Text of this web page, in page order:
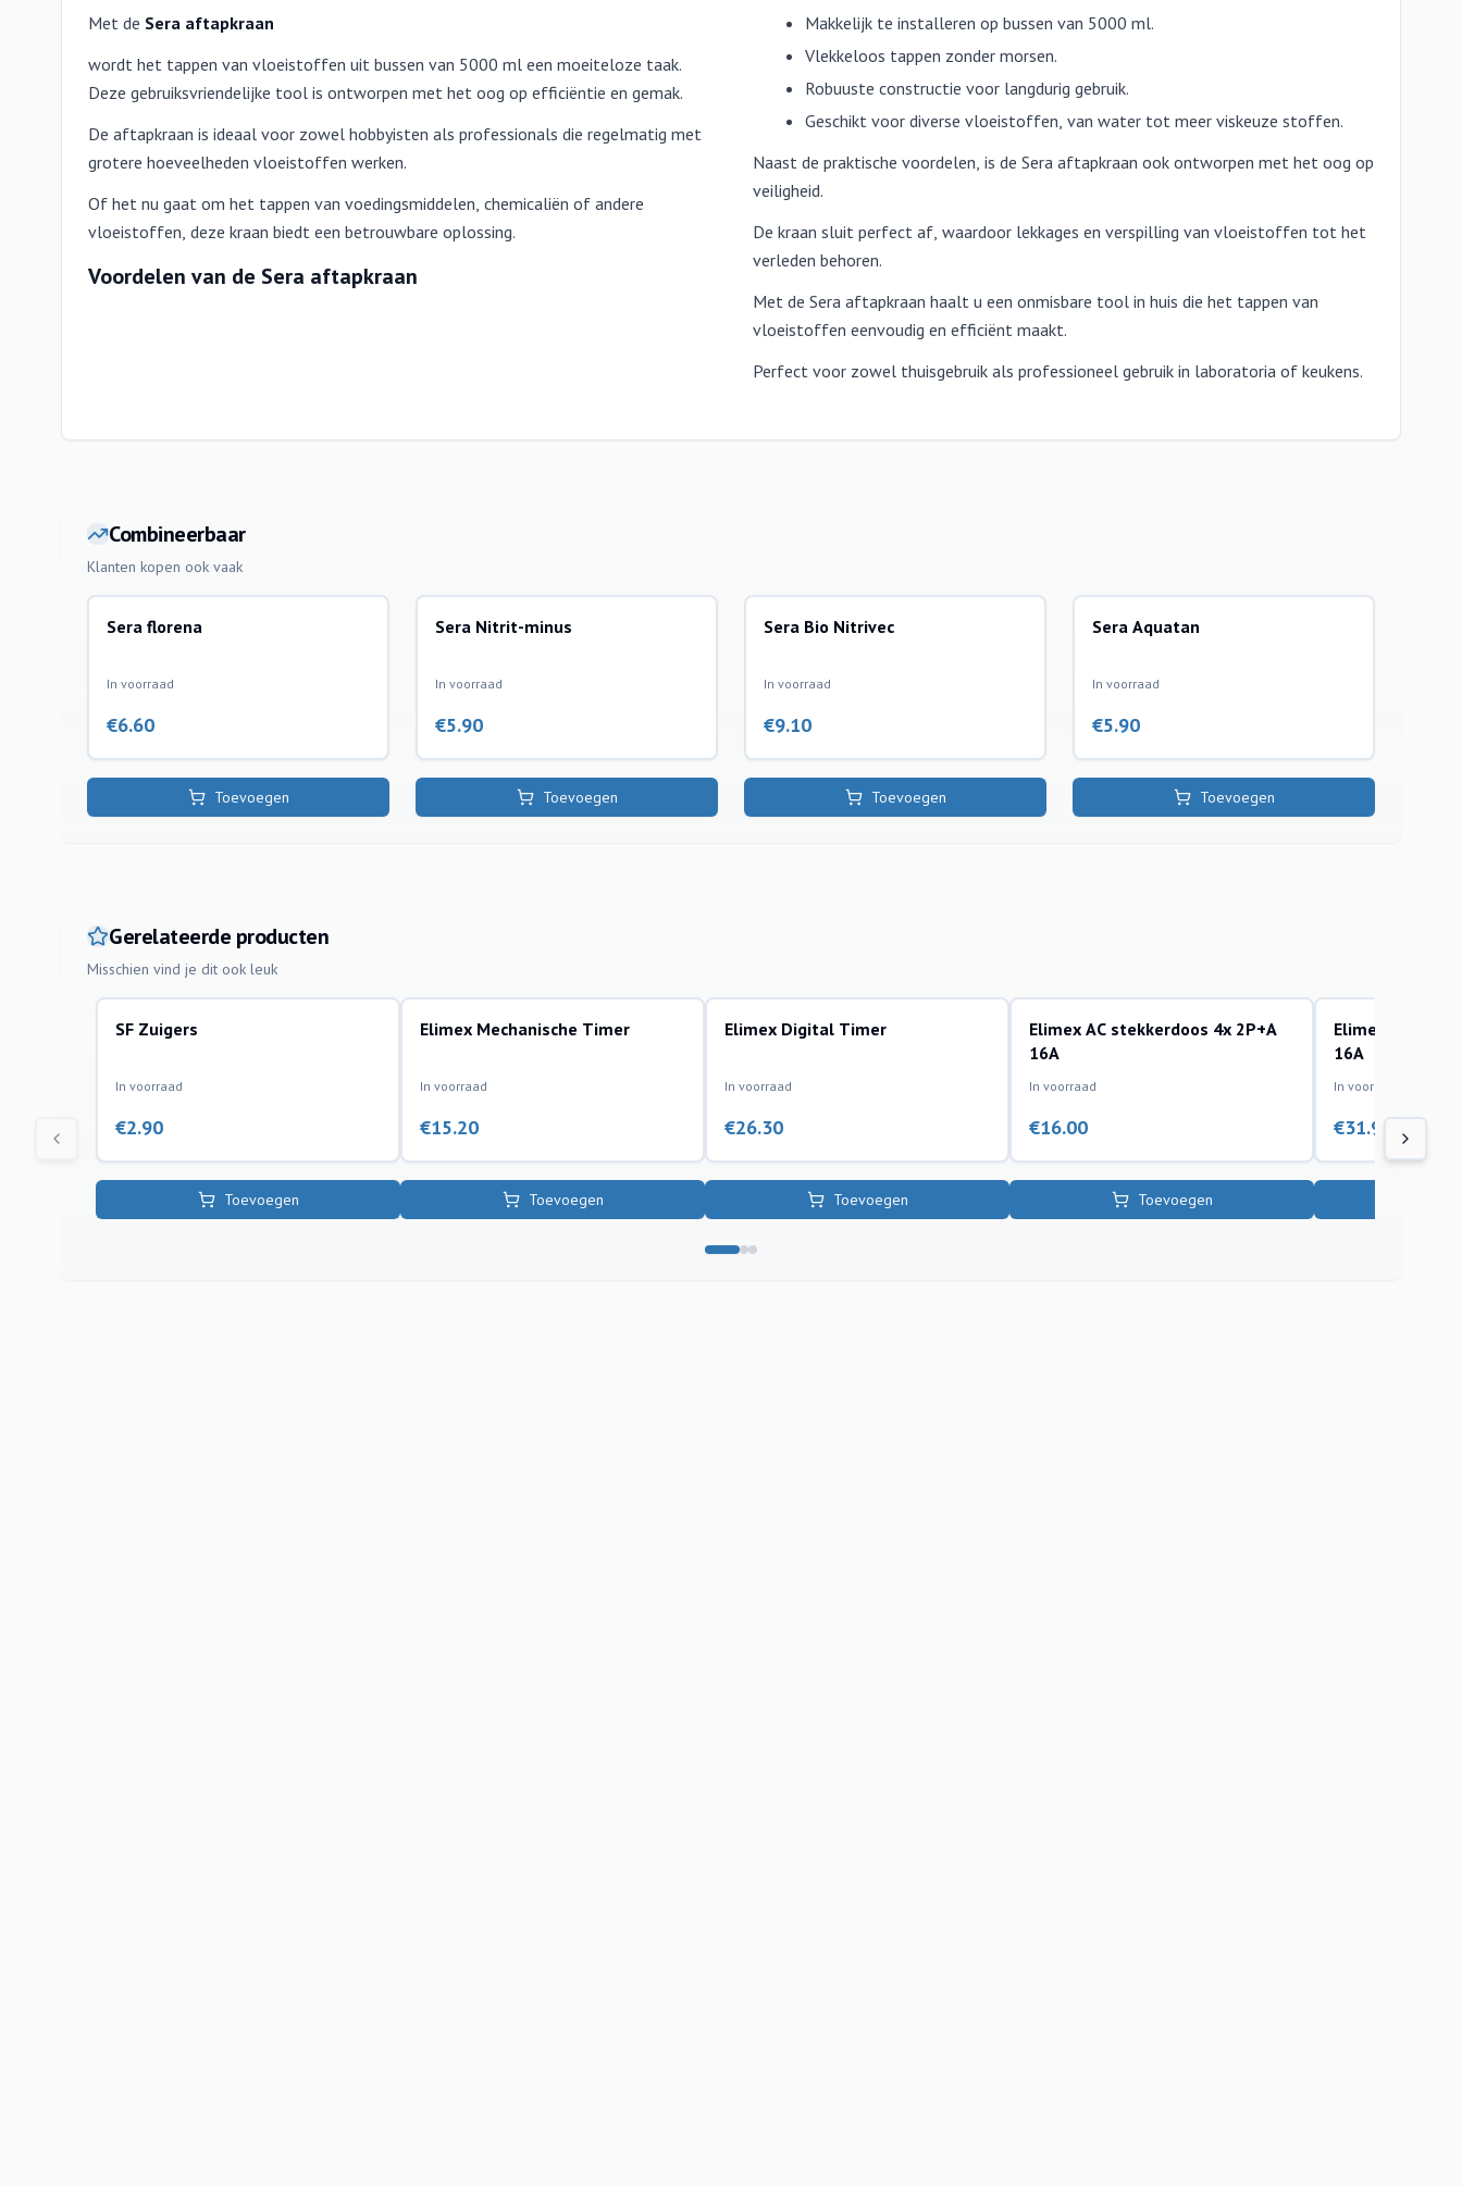
Met de Sera aftapkraan
wordt het tappen van vloeistoffen uit bussen van 5000 ml een moeiteloze taak.
Deze gebruiksvriendelijke tool is ontworpen met het oog op efficiëntie en gemak.
De aftapkraan is ideaal voor zowel hobbyisten als professionals die regelmatig met
grotere hoeveelheden vloeistoffen werken.
Of het nu gaat om het tappen van voedingsmiddelen, chemicaliën of andere
vloeistoffen, deze kraan biedt een betrouwbare oplossing.
Voordelen van de Sera aftapkraan
Makkelijk te installeren op bussen van 5000 ml.
Vlekkeloos tappen zonder morsen.
Robuuste constructie voor langdurig gebruik.
Geschikt voor diverse vloeistoffen, van water tot meer viskeuze stoffen.
Naast de praktische voordelen, is de Sera aftapkraan ook ontworpen met het oog op
veiligheid.
De kraan sluit perfect af, waardoor lekkages en verspilling van vloeistoffen tot het
verleden behoren.
Met de Sera aftapkraan haalt u een onmisbare tool in huis die het tappen van
vloeistoffen eenvoudig en efficiënt maakt.
Perfect voor zowel thuisgebruik als professioneel gebruik in laboratoria of keukens.
Combineerbaar
Klanten kopen ook vaak
producten
Sera florena
In voorraad
€6.60
Toevoegen
waterbehandeling
Sera Nitrit-minus
In voorraad
€5.90
Toevoegen
waterbehandeling
Sera Bio Nitrivec
In voorraad
€9.10
Toevoegen
waterbehandeling
Sera Aquatan
In voorraad
€5.90
Toevoegen
Gerelateerde producten
Misschien vind je dit ook leuk
onderdelen
SF Zuigers
In voorraad
€2.90
Toevoegen
accessoires
Elimex Mechanische Timer
In voorraad
€15.20
Toevoegen
accessoires
Elimex Digital Timer
In voorraad
€26.30
Toevoegen
accessoires
Elimex AC stekkerdoos 4x 2P+A
16A
In voorraad
€16.00
Toevoegen
accessoires
Elimex AC
16A
In voorraad
€31.95